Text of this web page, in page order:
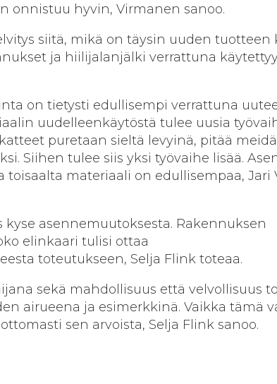
onnistuu hyvin, Virmanen sanoo.
siitä, mikä on täysin uuden tuotteen
ja hiilijalanjälki verrattuna
on tietysti edullisempi verrattuna
uudelleenkäytöstä tulee uusia
puretaan sieltä levyinä, pitää
Siihen tulee siis yksi työvaihe lisää.
materiaali on edullisempaa, Jari
kyse asennemuutoksesta. Rakennuksen
elinkaari tulisi ottaa
toteutukseen, Selja Flink toteaa.
sekä mahdollisuus että velvollisuus
airueena ja esimerkkinä. Vaikka tämä
sen arvoista, Selja Flink sanoo.